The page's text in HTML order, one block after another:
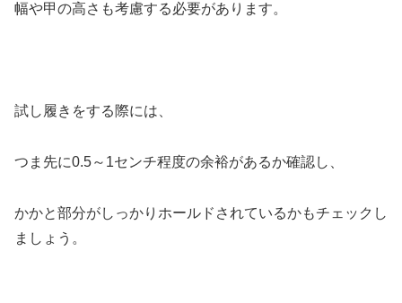
幅や甲の高さも考慮する必要があります。
試し履きをする際には、
つま先に0.5～1センチ程度の余裕があるか確認し、
かかと部分がしっかりホールドされているかもチェックし
ましょう。